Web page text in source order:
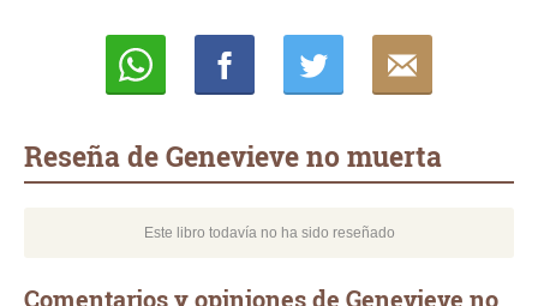
Reseña de Genevieve no muerta
Este libro todavía no ha sido reseñado
Comentarios y opiniones de Genevieve no